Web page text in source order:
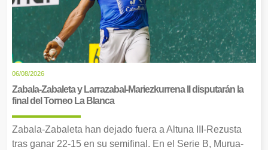
06/08/2026
Zabala-Zabaleta y Larrazabal-Mariezkurrena II disputarán la
final del Torneo La Blanca
Zabala-Zabaleta han dejado fuera a Altuna III-Rezusta
tras ganar 22-15 en su semifinal. En el Serie B, Murua-